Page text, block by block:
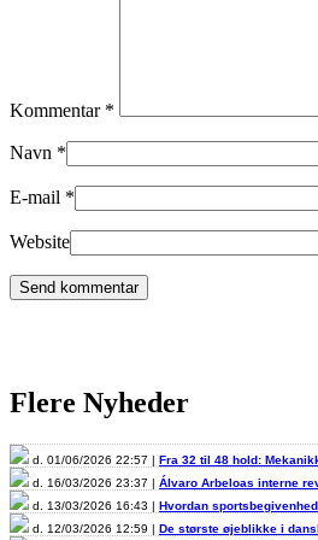
Kommentar *
Navn *
E-mail *
Website
Flere Nyheder
d. 01/06/2026 22:57 | Fra 32 til 48 hold:
d. 16/03/2026 23:37 | Álvaro Arbeloas interne
d. 13/03/2026 16:43 | Hvordan
d. 12/03/2026 12:59 | De største øjeblikke i